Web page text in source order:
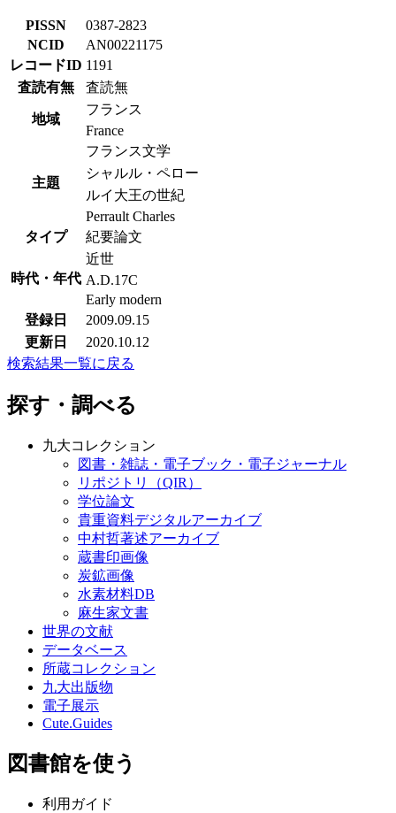
PISSN
0387-2823
NCID
AN00221175
レコードID 1191
査読有無
査読無
地域
フランス
France
主題
フランス文学
シャルル・ペロー
ルイ大王の世紀
Perrault Charles
タイプ
紀要論文
時代・年代
近世
A.D.17C
Early modern
登録日
2009.09.15
更新日
2020.10.12
検索結果一覧に戻る
探す・調べる
九大コレクション
図書・雑誌・電子ブック・電子ジャーナル
リポジトリ（QIR）
学位論文
貴重資料デジタルアーカイブ
中村哲著述アーカイブ
蔵書印画像
炭鉱画像
水素材料DB
麻生家文書
世界の文献
データベース
所蔵コレクション
九大出版物
電子展示
Cute.Guides
図書館を使う
利用ガイド